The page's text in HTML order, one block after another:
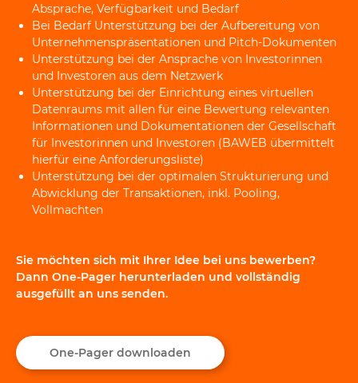
Absprache, Verfügbarkeit und Bedarf
Bei Bedarf Unterstützung bei der Aufbereitung von
Unternehmenspräsentationen und Pitch-Dokumenten
Unterstützung bei der Ansprache von Investorinnen
und Investoren aus dem Netzwerk
Unterstützung bei der Einrichtung eines virtuellen
Datenraums mit allen für eine Bewertung relevanten
Informationen und Dokumentationen der Gesellschaft
für Investorinnen und Investoren (BAWEB übermittelt
hierfür eine Anforderungsliste)
Unterstützung bei der optimalen Strukturierung und
Abwicklung der Transaktionen, inkl. Pooling,
Vollmachten
Sie möchten sich mit Ihrer Idee bei uns bewerben?
Dann One-Pager herunterladen und vollständig
ausgefüllt an uns senden.
One-Pager downloaden